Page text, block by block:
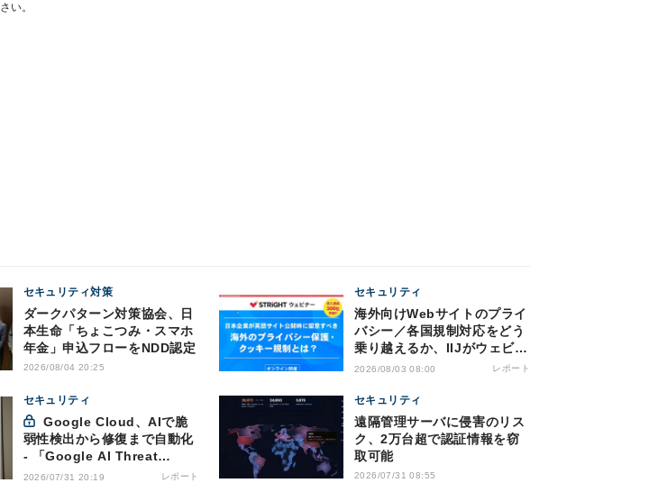
い。
セキュリティ対策
ダークパターン対策協会、日
本生命「ちょこつみ・スマホ
年金」申込フローをNDD認定
2026/08/04 20:25
セキュリティ
海外向けWebサイトのプライ
バシー／各国規制対応をどう
乗り越えるか、IIJがウェビナ
ー開催
2026/08/03 08:00 レポート
セキュリティ
Google Cloud、AIで脆
弱性検出から修復まで自動化
- 「Google AI Threat
Defense」で実現するAI時代
2026/07/31 20:19 レポート
セキュリティ
遠隔管理サーバに侵害のリス
ク、2万台超で認証情報を窃
取可能
2026/07/31 08:55